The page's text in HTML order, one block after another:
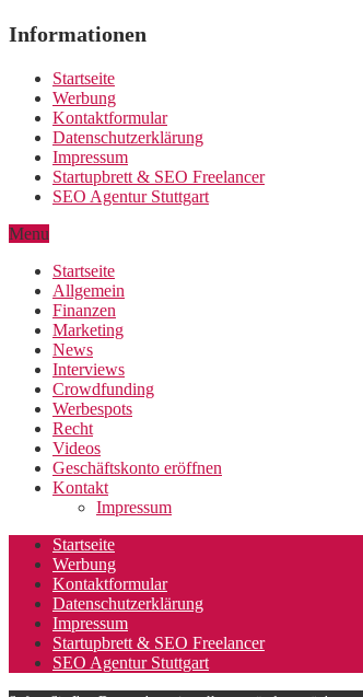
Informationen
Startseite
Werbung
Kontaktformular
Datenschutzerklärung
Impressum
Startupbrett & SEO Freelancer
SEO Agentur Stuttgart
Menu
Startseite
Allgemein
Finanzen
Marketing
News
Interviews
Crowdfunding
Werbespots
Recht
Videos
Geschäftskonto eröffnen
Kontakt
Impressum
Startseite
Werbung
Kontaktformular
Datenschutzerklärung
Impressum
Startupbrett & SEO Freelancer
SEO Agentur Stuttgart